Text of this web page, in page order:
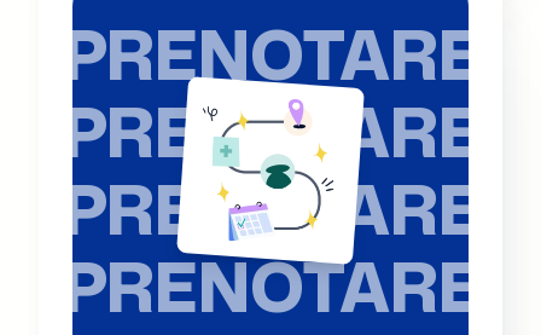
PRENOTARE
PRENOTARE
PRENOTARE
PRENOTARE